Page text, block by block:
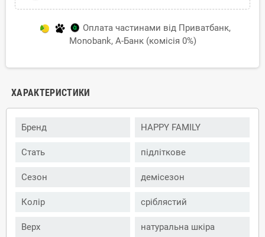
Оплата частинами від Приватбанк,
Monobank, А-Банк (комісія 0%)
ХАРАКТЕРИСТИКИ
Бренд HAPPY FAMILY
Стать підліткове
Сезон демісезон
Колір сріблястий
Верх натуральна шкіра